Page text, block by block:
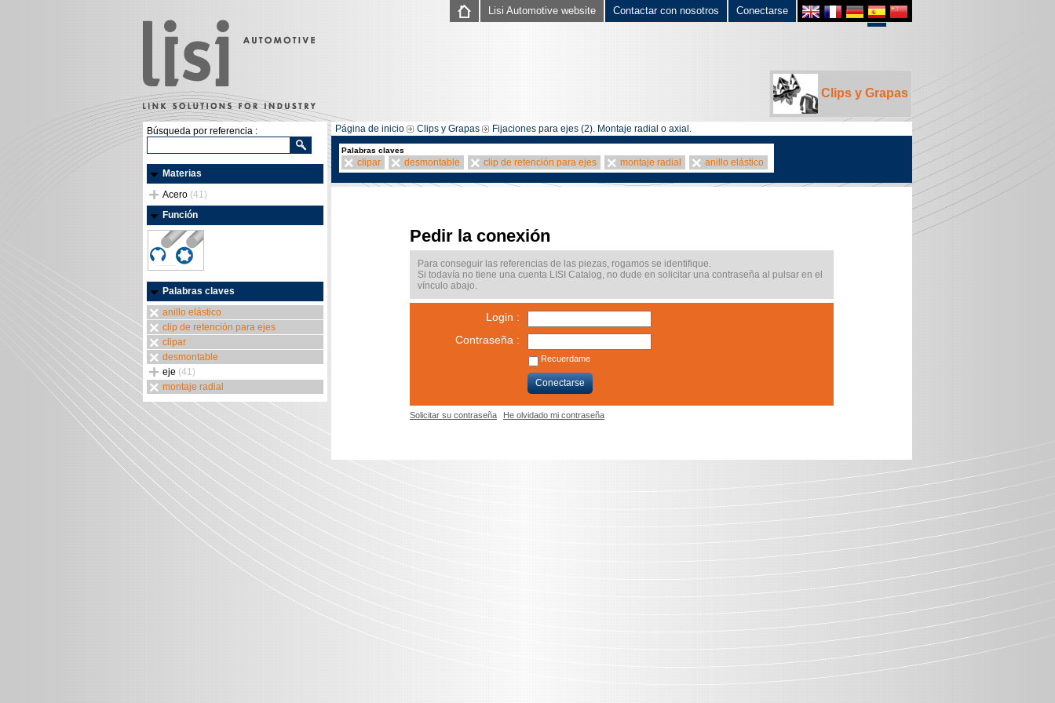
Conectarse
Contactar con nosotros
Lisi Automotive website
Clips y Grapas
Búsqueda por referencia :
Materias
Acero (41)
Función
Palabras claves
anillo elástico
clip de retención para ejes
clipar
desmontable
eje (41)
montaje radial
Página de inicio Clips y Grapas Fijaciones para ejes (2). Montaje radial o axial.
Palabras claves
clipar desmontable clip de retención para ejes montaje radial anillo elástico
Pedir la conexión
Para conseguir las referencias de las piezas, rogamos se identifique.
Si todavía no tiene una cuenta LISI Catalog, no dude en solicitar una contraseña al pulsar en el
vínculo abajo.
Login :
Contraseña :
Recuerdame
Conectarse
Solicitar su contraseña He olvidado mi contraseña